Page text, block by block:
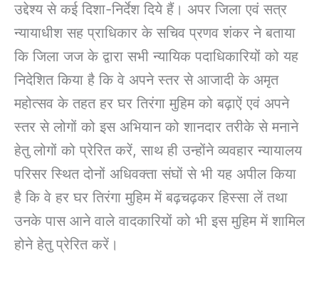
उद्देश्य से कई दिशा-निर्देश दिये हैं। अपर जिला एवं सत्र
न्यायाधीश सह प्राधिकार के सचिव प्रणव शंकर ने बताया
कि जिला जज के द्वारा सभी न्यायिक पदाधिकारियों को यह
निदेशित किया है कि वे अपने स्तर से आजादी के अमृत
महोत्सव के तहत हर घर तिरंगा मुहिम को बढ़ाऐं एवं अपने
स्तर से लोगों को इस अभियान को शानदार तरीके से मनाने
हेतु लोगों को प्रेरित करें, साथ ही उन्होंने व्यवहार न्यायालय
परिसर स्थित दोनों अधिवक्ता संघों से भी यह अपील किया
है कि वे हर घर तिरंगा मुहिम में बढ़चढ़कर हिस्सा लें तथा
उनके पास आने वाले वादकारियों को भी इस मुहिम में शामिल
होने हेतु प्रेरित करें।